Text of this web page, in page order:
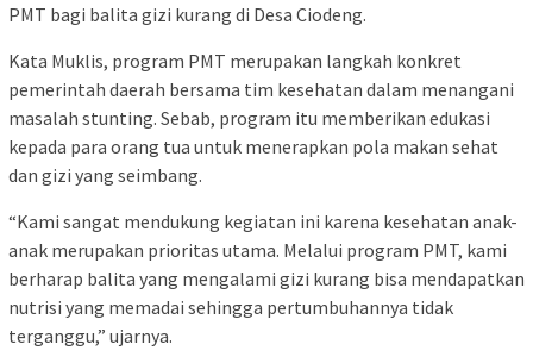
PMT bagi balita gizi kurang di Desa Ciodeng.
Kata Muklis, program PMT merupakan langkah konkret
pemerintah daerah bersama tim kesehatan dalam menangani
masalah stunting. Sebab, program itu memberikan edukasi
kepada para orang tua untuk menerapkan pola makan sehat
dan gizi yang seimbang.
“Kami sangat mendukung kegiatan ini karena kesehatan anak-
anak merupakan prioritas utama. Melalui program PMT, kami
berharap balita yang mengalami gizi kurang bisa mendapatkan
nutrisi yang memadai sehingga pertumbuhannya tidak
terganggu,” ujarnya.